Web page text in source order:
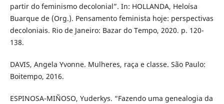
partir do feminismo decolonial”. In: HOLLANDA, Heloísa
Buarque de (Org.). Pensamento feminista hoje: perspectivas
decoloniais. Rio de Janeiro: Bazar do Tempo, 2020. p. 120-
138.
DAVIS, Angela Yvonne. Mulheres, raça e classe. São Paulo:
Boitempo, 2016.
ESPINOSA-MIÑOSO, Yuderkys. “Fazendo uma genealogia da